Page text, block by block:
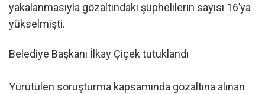
yakalanmasıyla gözaltındaki şüphelilerin sayısı 16’ya
yükselmişti.
Belediye Başkanı İlkay Çiçek tutuklandı
Yürütülen soruşturma kapsamında gözaltına alınan